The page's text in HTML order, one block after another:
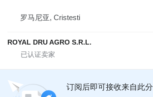
罗马尼亚, Cristesti
ROYAL DRU AGRO S.R.L.
订阅后即可接收来自此